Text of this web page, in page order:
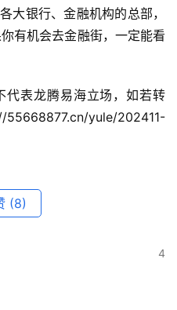
大银行、金融机构的总部，
有机会去金融街，一定能看
表龙腾易海立场，如若转
yule/202411-
(8)
4